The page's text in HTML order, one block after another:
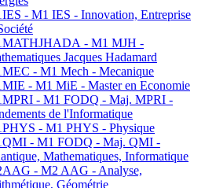
- M1 IES - Innovation, Entreprise
- M1 MJH -
Jacques Hadamard
- M1 Mech - Mecanique
- M1 MiE - Master en Economie
- M1 FODQ - Maj. MPRI -
de l'Informatique
- M1 PHYS - Physique
- M1 FODQ - Maj. QMI -
Mathematiques, Informatique
- M2 AAG - Analyse,
Géométrie